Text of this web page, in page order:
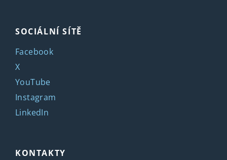
SOCIÁLNÍ SÍTĚ
Facebook
X
YouTube
Instagram
LinkedIn
KONTAKTY